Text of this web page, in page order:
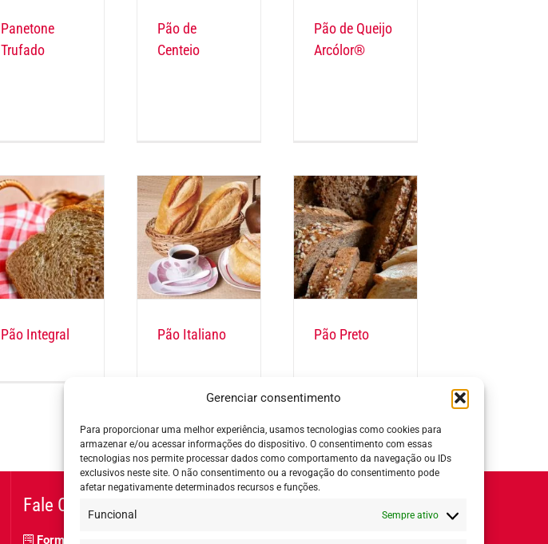
Gerenciar consentimento
Para proporcionar uma melhor experiência, usamos tecnologias como cookies para
armazenar e/ou acessar informações do dispositivo. O consentimento com essas
tecnologias nos permite processar dados como comportamento da navegação ou IDs
exclusivos neste site. O não consentimento ou a revogação do consentimento pode
afetar negativamente determinados recursos e funções.
Funcional Sempre ativo
Panetone
Trufado
Pão de
Centeio
Pão de Queijo
Arcólor®
Pão Integral Pão Italiano Pão Preto
1 2 Próximo
Fale Conosco
Formulário de contato